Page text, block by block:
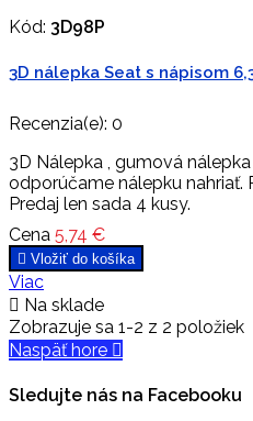
Kód: 3D98P
3D nálepka Seat s nápisom
Recenzia(e): 0
3D Nálepka , gumová
odporúčame nálepku nahriať.
Predaj len sada 4 kusy.
Cena 5,74 €
 Vložiť do košíka
Viac
 Na sklade
Zobrazuje sa 1-2 z 2 položiek
Naspäť hore 
Sledujte nás na Facebooku